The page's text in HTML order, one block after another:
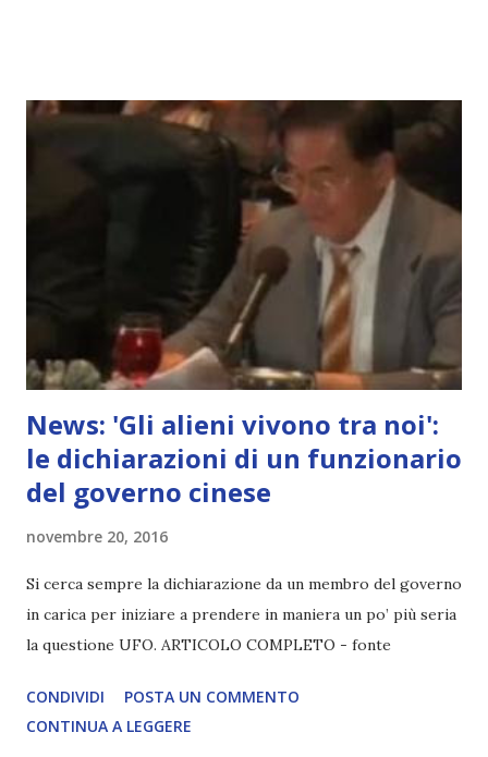
News: 'Gli alieni vivono tra noi':
le dichiarazioni di un funzionario
del governo cinese
novembre 20, 2016
Si cerca sempre la dichiarazione da un membro del governo
in carica per iniziare a prendere in maniera un po’ più seria
la questione UFO. ARTICOLO COMPLETO - fonte
CONDIVIDI
POSTA UN COMMENTO
CONTINUA A LEGGERE